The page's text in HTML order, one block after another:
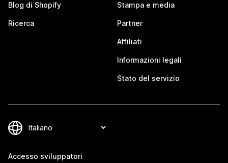
Blog di Shopify
Ricerca
Stampa e media
Partner
Affiliati
Informazioni legali
Stato del servizio
Accesso sviluppatori